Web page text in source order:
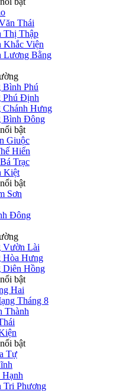
Thái
Thị Thập
Khắc Viện
Lương Bằng
Bình Phú
Phú Định
Chánh Hưng
Bình Đông
bật
Giuộc
Hiển
Trạc
Kiệt
bật
Sơn
Đông
Vườn Lài
Hòa Hưng
Diên Hồng
bật
Hai
Tháng 8
Thành
bật
Tự
Hạnh
Tri Phương